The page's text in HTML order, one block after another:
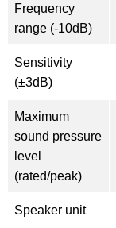
Frequency
range (-10dB)
Sensitivity
(±3dB)
Maximum
sound pressure
level
(rated/peak)
Speaker unit